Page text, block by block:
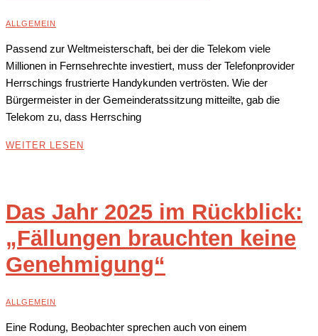
ALLGEMEIN
Passend zur Weltmeisterschaft, bei der die Telekom viele
Millionen in Fernsehrechte investiert, muss der Telefonprovider
Herrschings frustrierte Handykunden vertrösten. Wie der
Bürgermeister in der Gemeinderatssitzung mitteilte, gab die
Telekom zu, dass Herrsching
WEITER LESEN
Das Jahr 2025 im Rückblick:
„Fällungen brauchten keine
Genehmigung“
ALLGEMEIN
Eine Rodung, Beobachter sprechen auch von einem